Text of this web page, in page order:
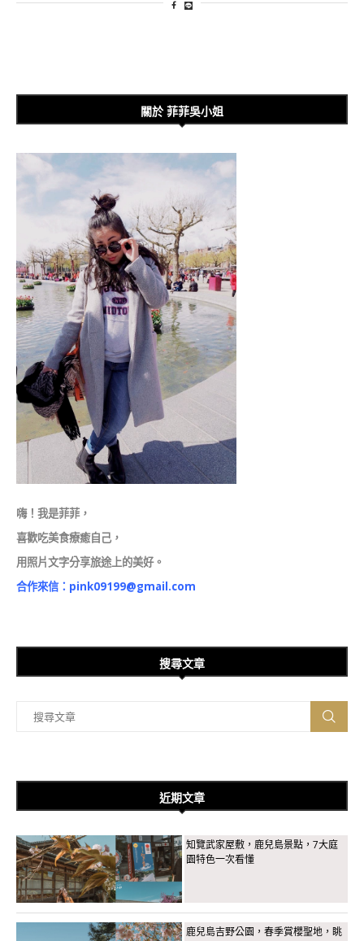
關於 菲菲吳小姐
嗨！我是菲菲，
喜歡吃美食療癒自己，
用照片文字分享旅途上的美好。
合作來信： pink09199@gmail.com
搜尋文章
近期文章
知覽武家屋敷，鹿兒島景點，7大庭
園特色一次看懂
鹿兒島吉野公園，春季賞櫻聖地，眺